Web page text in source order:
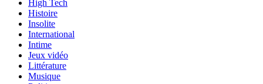
High Tech
Histoire
Insolite
International
Intime
Jeux vidéo
Littérature
Musique